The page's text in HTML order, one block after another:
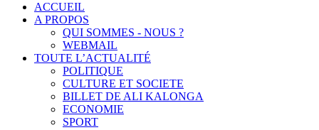
ACCUEIL
A PROPOS
QUI SOMMES - NOUS ?
WEBMAIL
TOUTE L’ACTUALITÉ
POLITIQUE
CULTURE ET SOCIETE
BILLET DE ALI KALONGA
ECONOMIE
SPORT